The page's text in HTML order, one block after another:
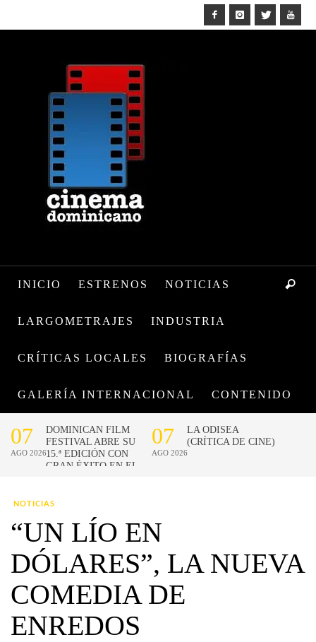
INICIO ESTRENOS NOTICIAS
LARGOMETRAJES INDUSTRIA
CRÍTICAS LOCALES BIOGRAFÍAS
GALERÍA INTERNACIONAL CONTENIDO
NOTICIAS
“UN LÍO EN
DÓLARES”, LA NUEVA
COMEDIA DE
ENREDOS